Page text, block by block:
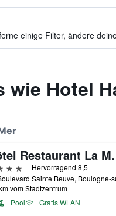
einige Filter, ändere
wie Hotel
Hôtel
Hervorragend 8,5
vom Stadtzentrum
Pool
Gratis WLAN